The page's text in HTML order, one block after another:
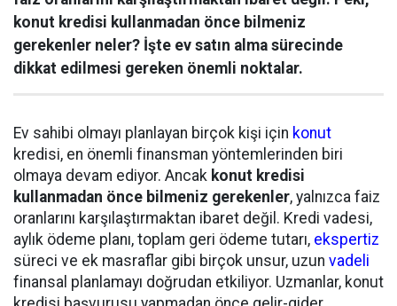
konut kredisi kullanmadan önce bilmeniz
gerekenler neler? İşte ev satın alma sürecinde
dikkat edilmesi gereken önemli noktalar.
Ev sahibi olmayı planlayan birçok kişi için konut
kredisi, en önemli finansman yöntemlerinden biri
olmaya devam ediyor. Ancak konut kredisi
kullanmadan önce bilmeniz gerekenler, yalnızca faiz
oranlarını karşılaştırmaktan ibaret değil. Kredi vadesi,
aylık ödeme planı, toplam geri ödeme tutarı, ekspertiz
süreci ve ek masraflar gibi birçok unsur, uzun vadeli
finansal planlamayı doğrudan etkiliyor. Uzmanlar, konut